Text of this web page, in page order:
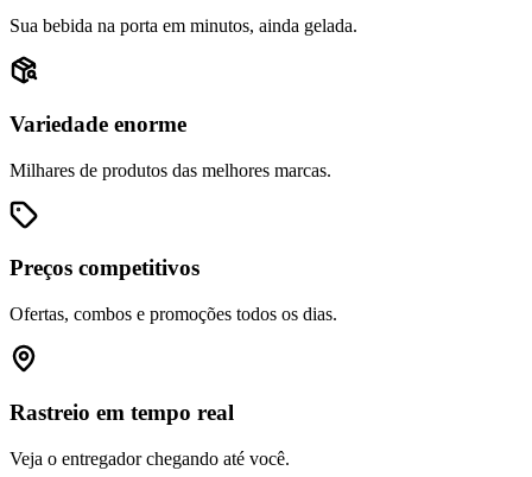
Sua bebida na porta em minutos, ainda gelada.
Variedade enorme
Milhares de produtos das melhores marcas.
Preços competitivos
Ofertas, combos e promoções todos os dias.
Rastreio em tempo real
Veja o entregador chegando até você.